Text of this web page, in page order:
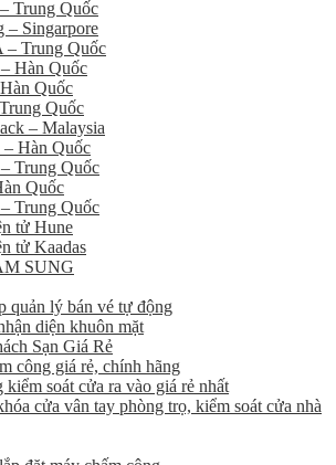
Trung Quốc
– Singarpore
– Trung Quốc
Hàn Quốc
Quốc
Quốc
– Malaysia
– Hàn Quốc
Trung Quốc
Quốc
Trung Quốc
tử Hune
tử Kaadas
SUNG
quản lý bán vé tự động
diện khuôn mặt
Sạn Giá Rẻ
công giá rẻ, chính hãng
kiểm soát cửa ra vào giá rẻ nhất
cửa vân tay phòng trọ, kiểm soát cửa nhà